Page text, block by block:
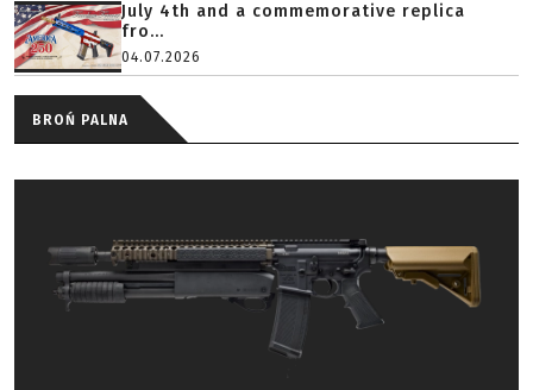
July 4th and a commemorative replica
fro...
04.07.2026
BROŃ PALNA